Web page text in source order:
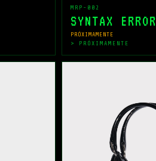
MRP-002
SYNTAX ERROR
PRÓXIMAMENTE
> PRÓXIMAMENTE